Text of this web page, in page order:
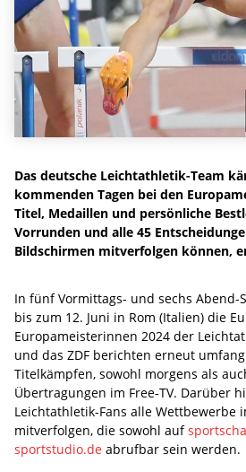
Das deutsche Leichtathletik-Team
kommenden Tagen bei den
Titel, Medaillen und persönliche
Vorrunden und alle 45
Bildschirmen mitverfolgen können,
In fünf Vormittags- und sechs Abend-
bis zum 12. Juni in Rom (Italien) die
Europameisterinnen 2024 der
und das ZDF berichten erneut
Titelkämpfen, sowohl morgens als
Übertragungen im Free-TV. Darüber
Leichtathletik-Fans alle Wettbewerbe
mitverfolgen, die sowohl auf
sportstudio.de abrufbar sein werden.